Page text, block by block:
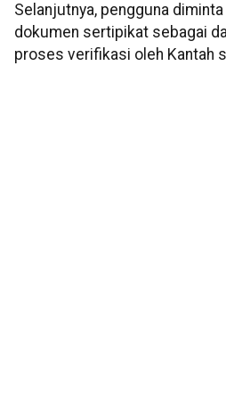
Selanjutnya, pengguna
dokumen sertipikat sebagai
proses verifikasi oleh Kantah